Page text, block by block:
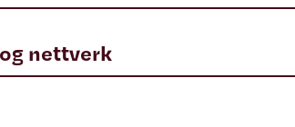
nettverk